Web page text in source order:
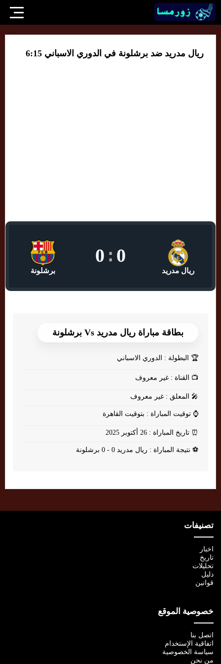
ريال مدريد ضد برشلونة في الدوري الاسباني 6:15
ريال مدريد
0
:
0
برشلونة
بطاقة مباراة ريال مدريد Vs برشلونة
🏆 البطولة : الدوري الاسباني
📺 القناة : غير معروف
🎤 المعلق : غير معروف
⌚ توقيت المباراة : بتوقيت القاهرة
⏰ تاريخ المباراة : 26 أكتوبر 2025
⚽ نتيجة المباراة : ريال مدريد 0 - 0 برشلونة
تصنيفات
اخبار
تاريخ
تحليلات
دليل
قوانين
خصوصية الموقع
اتصل بنا
اتفاقية الإستخدام
سياسة الخصوصية
من نحن